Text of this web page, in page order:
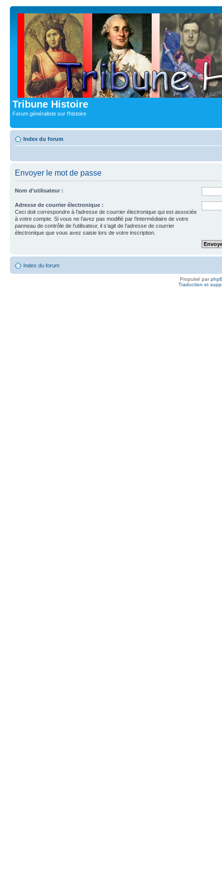
Tribune Histoire
Forum généraliste sur l'histoire
Index du forum
Envoyer le mot de passe
Nom d’utilisateur :
Adresse de courrier électronique :
Ceci doit correspondre à l’adresse de courrier électronique qui est associée
à votre compte. Si vous ne l’avez pas modifié par l’intermédiaire de votre
panneau de contrôle de l’utilisateur, il s’agit de l’adresse de courrier
électronique que vous avez saisie lors de votre inscription.
Index du forum
Propulsé par
Traduction et